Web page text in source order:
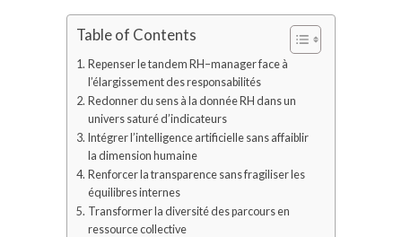
Table of Contents
Repenser le tandem RH–manager face à
l’élargissement des responsabilités
Redonner du sens à la donnée RH dans un
univers saturé d’indicateurs
Intégrer l’intelligence artificielle sans affaiblir
la dimension humaine
Renforcer la transparence sans fragiliser les
équilibres internes
Transformer la diversité des parcours en
ressource collective